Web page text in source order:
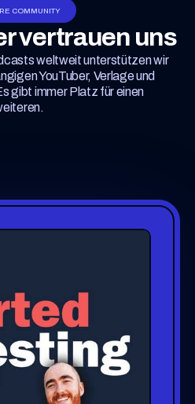
COMMUNITY
vertrauen uns
weltweit unterstützen wir
YouTuber, Verlage und
gibt immer Platz für einen